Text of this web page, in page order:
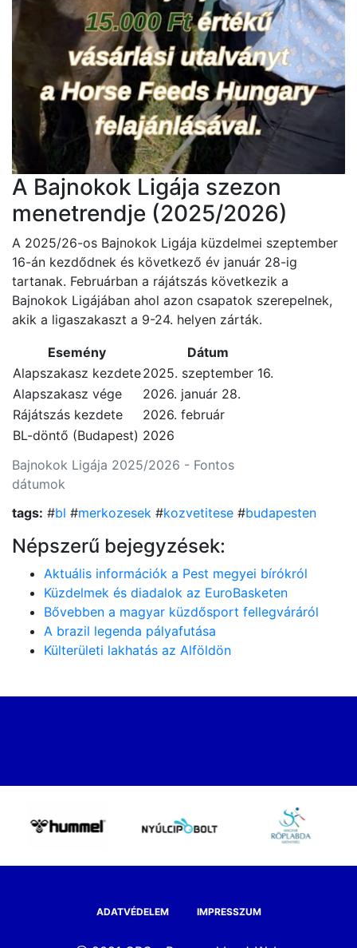
A Bajnokok Ligája szezon
menetrendje (2025/2026)
A 2025/26-os Bajnokok Ligája küzdelmei szeptember
16-án kezdődnek és következő év január 28-ig
tartanak. Februárban a rájátszás következik a
Bajnokok Ligájában ahol azon csapatok szerepelnek,
akik a ligaszakaszt a 9-24. helyen zárták.
Bajnokok Ligája 2025/2026 - Fontos
dátumok
Esemény
Dátum
Alapszakasz kezdete2025. szeptember 16.
Alapszakasz vége
2026. január 28.
Rájátszás kezdete
2026. február
BL-döntő (Budapest) 2026
tags: #bl #merkozesek #kozvetitese #budapesten
Népszerű bejegyzések:
Aktuális információk a Pest megyei bírókról
Küzdelmek és diadalok az EuroBasketen
Bővebben a magyar küzdősport fellegváráról
A brazil legenda pályafutása
Külterületi lakhatás az Alföldön
ADATVÉDELEM IMPRESSZUM